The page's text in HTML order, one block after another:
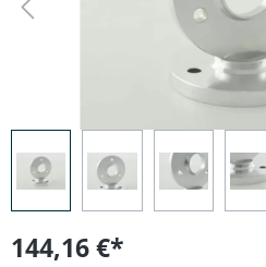
144,16 €*